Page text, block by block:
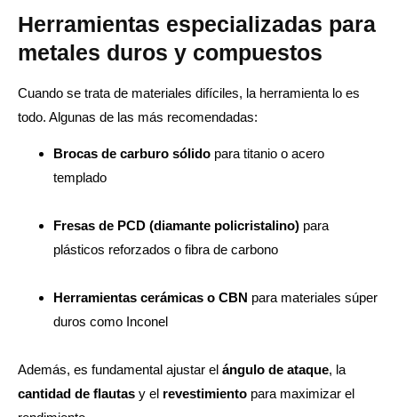
Herramientas especializadas para
metales duros y compuestos
Cuando se trata de materiales difíciles, la herramienta lo es
todo. Algunas de las más recomendadas:
Brocas de carburo sólido para titanio o acero
templado
Fresas de PCD (diamante policristalino) para
plásticos reforzados o fibra de carbono
Herramientas cerámicas o CBN para materiales súper
duros como Inconel
Además, es fundamental ajustar el ángulo de ataque, la
cantidad de flautas y el revestimiento para maximizar el